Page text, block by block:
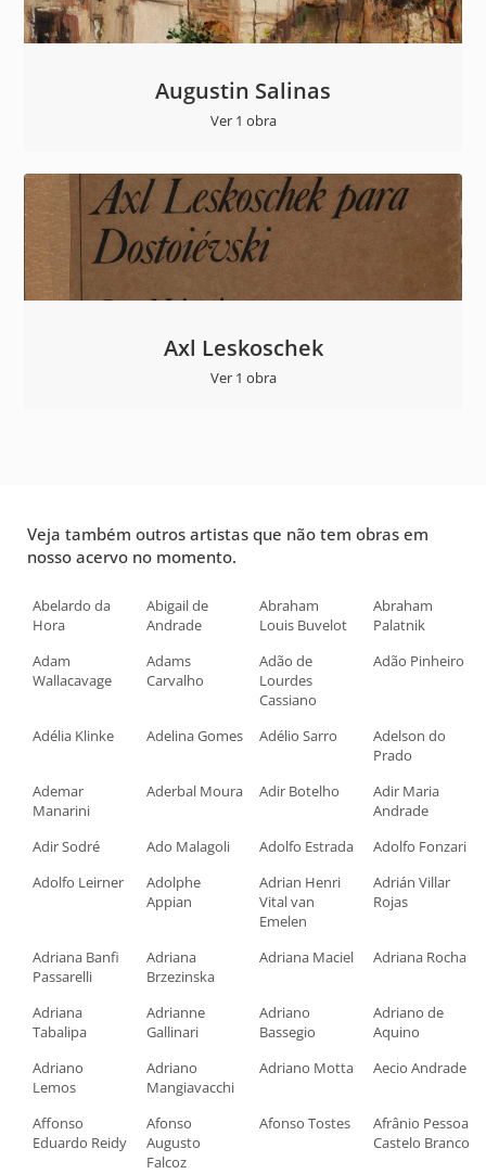
Augustin Salinas
Ver 1 obra
Axl Leskoschek
Ver 1 obra
Veja também outros artistas que não tem obras em
nosso acervo no momento.
Abelardo da
Hora
Abigail de
Andrade
Abraham
Louis Buvelot
Abraham
Palatnik
Adam
Wallacavage
Adams
Carvalho
Adão de
Lourdes
Cassiano
Adão Pinheiro
Adélia Klinke Adelina Gomes Adélio Sarro
Adelson do
Prado
Ademar
Manarini
Aderbal Moura Adir Botelho
Adir Maria
Andrade
Adir Sodré
Ado Malagoli Adolfo Estrada
Adolfo Fonzari
Adolfo Leirner
Adolphe
Appian
Adrian Henri
Vital van
Emelen
Adrián Villar
Rojas
Adriana Banfi
Passarelli
Adriana
Brzezinska
Adriana Maciel Adriana Rocha
Adriana
Tabalipa
Adrianne
Gallinari
Adriano
Bassegio
Adriano de
Aquino
Adriano
Lemos
Adriano
Mangiavacchi
Adriano Motta Aecio Andrade
Affonso
Eduardo Reidy
Afonso
Augusto
Falcoz
Afonso Tostes
Afrânio Pessoa
Castelo Branco